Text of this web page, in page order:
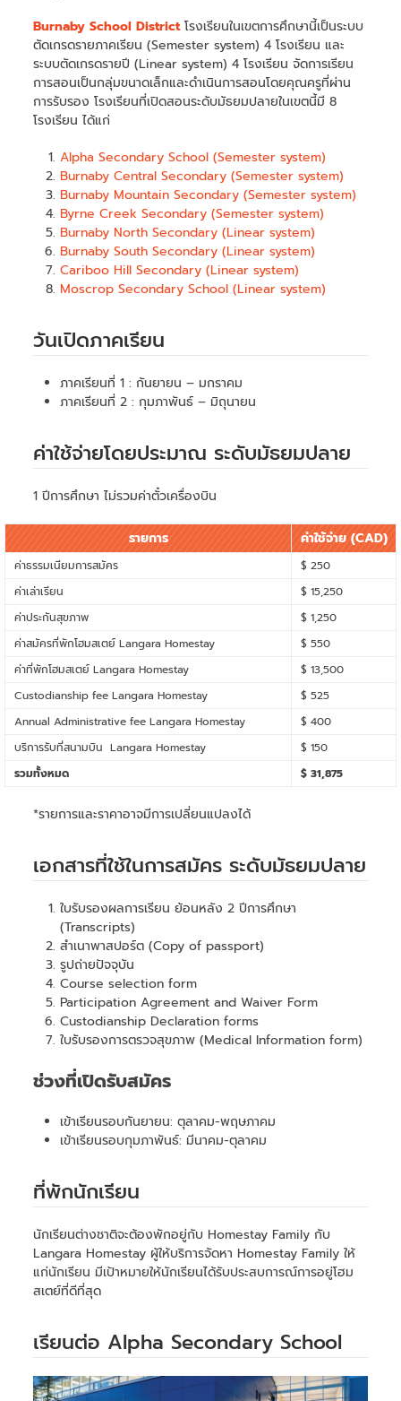
Burnaby School Districtโรงเรียนในเขตการศึกษานี้เป็นระบบ
ตัดเกรดรายภาคเรียน (Semester system) 4 โรงเรียน และ
ระบบตัดเกรดรายปี (Linear system) 4 โรงเรียน จัดการเรียน
การสอนเป็นกลุ่มขนาดเล็กและดำเนินการสอนโดยคุณครูที่ผ่าน
การรับรอง โรงเรียนที่เปิดสอนระดับมัธยมปลายในเขตนี้มี 8
โรงเรียน ได้แก่
Alpha Secondary School (Semester system)
Burnaby Central Secondary (Semester system)
Burnaby Mountain Secondary (Semester system)
Byrne Creek Secondary (Semester system)
Burnaby North Secondary (Linear system)
Burnaby South Secondary (Linear system)
Cariboo Hill Secondary (Linear system)
Moscrop Secondary School (Linear system)
วันเปิดภาคเรียน
ภาคเรียนที่ 1 : กันยายน – มกราคม
ภาคเรียนที่ 2 : กุมภาพันธ์ – มิถุนายน
ค่าใช้จ่ายโดยประมาณ ระดับมัธยมปลาย
1 ปีการศึกษา ไม่รวมค่าตั๋วเครื่องบิน
รายการ ค่าใช้จ่าย (CAD)
ค่าธรรมเนียมการสมัคร
$ 250
ค่าเล่าเรียน
$ 15,250
ค่าประกันสุขภาพ
$ 1,250
ค่าสมัครที่พักโฮมสเตย์ Langara Homestay
$ 550
ค่าที่พักโฮมสเตย์ Langara Homestay
$ 13,500
Custodianship fee Langara Homestay
$ 525
Annual Administrative fee Langara Homestay
$ 400
บริการรับที่สนามบิน Langara Homestay
$ 150
รวมทั้งหมด
$ 31,875
*รายการและราคาอาจมีการเปลี่ยนแปลงได้
เอกสารที่ใช้ในการสมัคร ระดับมัธยมปลาย
ใบรับรองผลการเรียน ย้อนหลัง 2 ปีการศึกษา
(Transcripts)
สำเนาพาสปอร์ต (Copy of passport)
รูปถ่ายปัจจุบัน
Course selection form
Participation Agreement and Waiver Form
Custodianship Declaration forms
ใบรับรองการตรวจสุขภาพ (Medical Information form)
ช่วงที่เปิดรับสมัคร
เข้าเรียนรอบกันยายน: ตุลาคม-พฤษภาคม
เข้าเรียนรอบกุมภาพันธ์: มีนาคม-ตุลาคม
ที่พักนักเรียน
นักเรียนต่างชาติจะต้องพักอยู่กับ Homestay Family กับ
Langara Homestay ผู้ให้บริการจัดหา Homestay Family ให้
แก่นักเรียน มีเป้าหมายให้นักเรียนได้รับประสบการณ์การอยู่โฮม
สเตย์ที่ดีที่สุด
เรียนต่อ Alpha Secondary School